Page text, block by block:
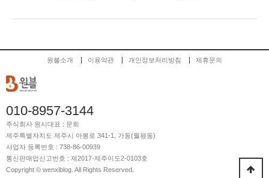
원블소개 이용약관 개인정보처리방침 제휴문의
010-8957-3144
주식회사 원시대표 : 문희
제주특별자치도 제주시 아봉로 341-1, 가동(월평동)
사업자 등록번호 : 738-86-00939
통신판매업신고번호 : 제2017-제주이도2-0103호
Copyright © wenxiblog. All Rights Reserved.